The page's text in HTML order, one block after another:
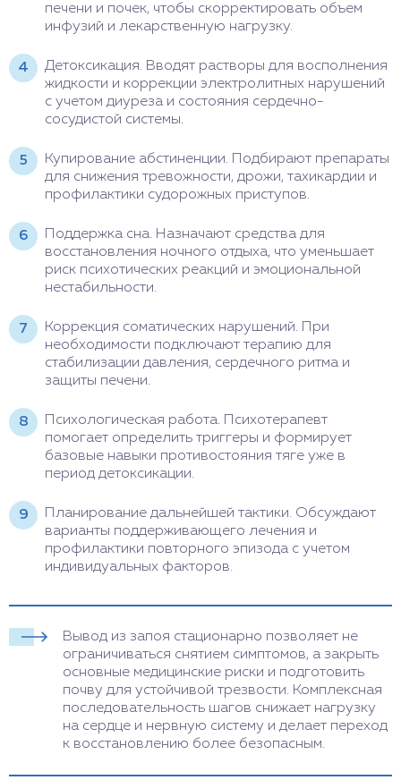
печени и почек, чтобы скорректировать объем
инфузий и лекарственную нагрузку.
Детоксикация. Вводят растворы для восполнения
жидкости и коррекции электролитных нарушений
с учетом диуреза и состояния сердечно-
сосудистой системы.
Купирование абстиненции. Подбирают препараты
для снижения тревожности, дрожи, тахикардии и
профилактики судорожных приступов.
Поддержка сна. Назначают средства для
восстановления ночного отдыха, что уменьшает
риск психотических реакций и эмоциональной
нестабильности.
Коррекция соматических нарушений. При
необходимости подключают терапию для
стабилизации давления, сердечного ритма и
защиты печени.
Психологическая работа. Психотерапевт
помогает определить триггеры и формирует
базовые навыки противостояния тяге уже в
период детоксикации.
Планирование дальнейшей тактики. Обсуждают
варианты поддерживающего лечения и
профилактики повторного эпизода с учетом
индивидуальных факторов.
Вывод из запоя стационарно позволяет не
ограничиваться снятием симптомов, а закрыть
основные медицинские риски и подготовить
почву для устойчивой трезвости. Комплексная
последовательность шагов снижает нагрузку
на сердце и нервную систему и делает переход
к восстановлению более безопасным.